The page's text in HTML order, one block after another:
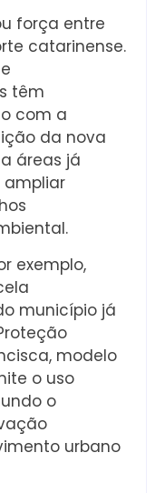
força entre
catarinense.
têm
com a
da nova
áreas já
ampliar
exemplo,
município já
modelo
o uso
o
urbano